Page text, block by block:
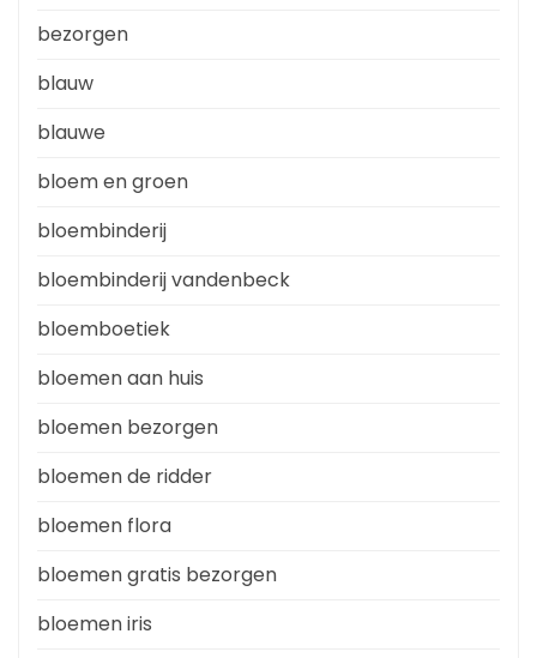
bezorgen
blauw
blauwe
bloem en groen
bloembinderij
bloembinderij vandenbeck
bloemboetiek
bloemen aan huis
bloemen bezorgen
bloemen de ridder
bloemen flora
bloemen gratis bezorgen
bloemen iris